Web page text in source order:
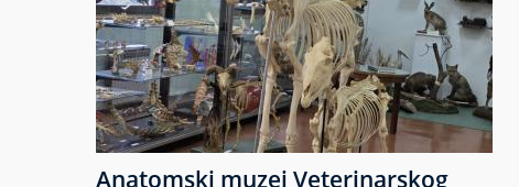
Anatomski muzej Veterinarskog